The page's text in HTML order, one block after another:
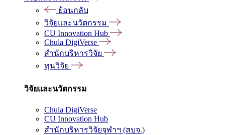
ย้อนกลับ
วิจัยและนวัตกรรม
CU Innovation Hub
Chula DigiVerse
สำนักบริหารวิจัย
ทุนวิจัย
วิจัยและนวัตกรรม
Chula DigiVerse
CU Innovation Hub
สำนักบริหารวิจัยจุฬาฯ (สบจ.)